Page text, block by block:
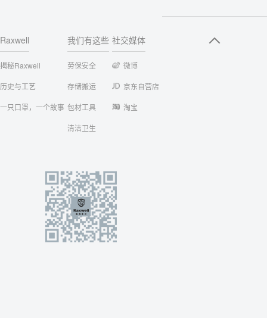
Raxwell
揭秘Raxwell
历史与工艺
一只口罩，一个故事
我们有这些
劳保安全
存储搬运
包材工具
清洁卫生
社交媒体
微博
京东自营店
淘宝